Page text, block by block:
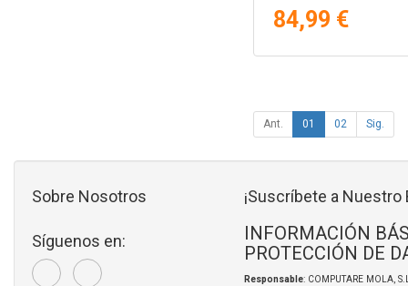
84,99 €
Ant. 01 02 Sig.
Sobre Nosotros
Síguenos en:
¡Suscríbete a Nuestro
INFORMACIÓN
PROTECCIÓN DE
Responsable: COMPUTARE MOLA,